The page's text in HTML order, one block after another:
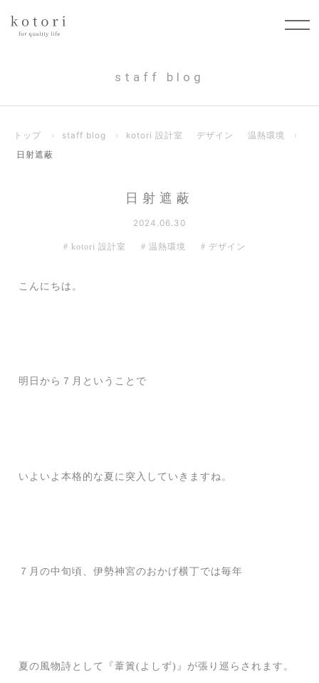
staff blog
トップ › staff blog › kotori 設計室 デザイン 温熱環境
›
日射遮蔽
日射遮蔽
2024.06.30
kotori 設計室 温熱環境 デザイン
こんにちは。
明日から７月ということで
いよいよ本格的な夏に突入していきますね。
７月の中旬頃、伊勢神宮のおかげ横丁では毎年
夏の風物詩として『葦簀(よしず)』が張り巡らされます。